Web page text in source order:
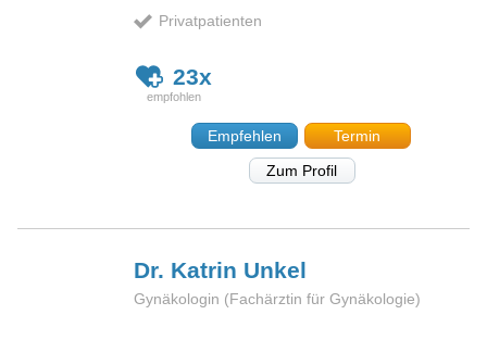
Privatpatienten
23x
Empfehlen
Termin
Zum Profil
Dr. Katrin Unkel
Gynäkologin (Fachärztin für Gynäkologie)